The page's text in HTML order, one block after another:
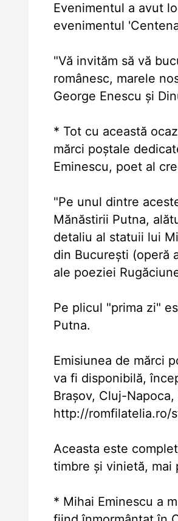
Evenimentul a avut
evenimentul
"Vă invităm să vă
românesc, marele
George Enescu şi
* Tot cu această
mărci poştale
Eminescu, poet al
"Pe unul dintre
Mănăstirii Putna,
detaliu al statuii lui
din Bucureşti (operă
ale poeziei
Pe plicul "prima zi"
Putna.
Emisiunea de mărci
va fi disponibilă,
Braşov, Cluj-
http://romfilatelia.ro/
Aceasta este
timbre şi vinietă, mai
* Mihai Eminescu a